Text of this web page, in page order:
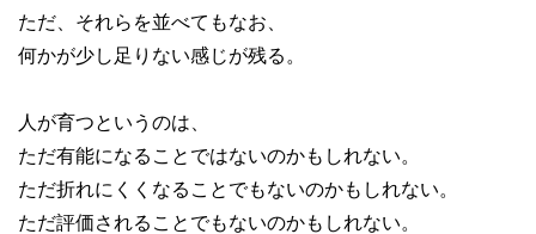
ただ、それらを並べてもなお、
何かが少し足りない感じが残る。
人が育つというのは、
ただ有能になることではないのかもしれない。
ただ折れにくくなることでもないのかもしれない。
ただ評価されることでもないのかもしれない。